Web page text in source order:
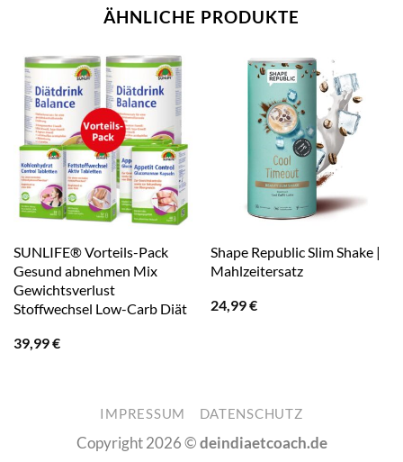
ÄHNLICHE PRODUKTE
SUNLIFE® Vorteils-Pack
Gesund abnehmen Mix
Gewichtsverlust
Stoffwechsel Low-Carb Diät
39,99€
Shape Republic Slim Shake |
Mahlzeitersatz
24,99€
IMPRESSUM DATENSCHUTZ
Copyright 2026 ©deindiaetcoach.de